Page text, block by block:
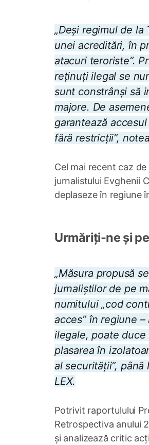
„Deși regimul de
unei acreditări, în
atacuri teroriste”.
reținuți ilegal se
sunt constrânși să
majore. De
garantează
fără restricții”,
Cel mai recent caz
jurnalistului Evghenii
deplaseze în regiune
Urmăriți-ne și
„Măsura propusă
jurnaliștilor de pe
numitului „cod
acces” în regiune
ilegale, poate duce
plasarea în
al securității”,
LEX.
Potrivit raportulului
Retrospectiva anului
și analizează critic